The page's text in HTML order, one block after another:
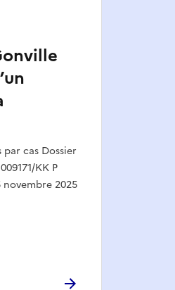
cas Dossier
KK P
2025